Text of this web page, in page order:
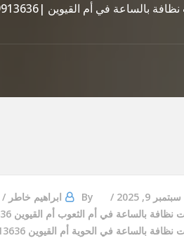
بالساعة في أم القيوين |0569913636|خصم30%
سبتمبر 9, 2025 By ابراهيم خاطر
نظافة بالساعة في أم الثعوب أم القيوين 0569913636
بالساعة في الحوية أم القيوين 0569913636